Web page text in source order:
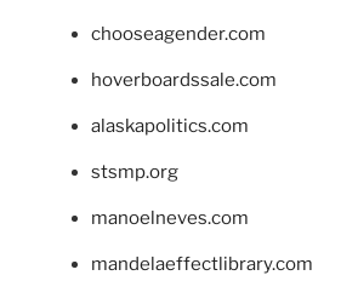
chooseagender.com
hoverboardssale.com
alaskapolitics.com
stsmp.org
manoelneves.com
mandelaeffectlibrary.com